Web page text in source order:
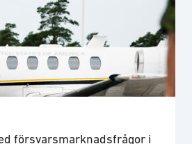
försvarsmarknadsfrågor i